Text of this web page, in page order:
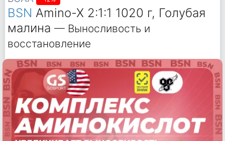
BSN Amino-X 2:1:1 1020 г, Голубая
малина — Выносливость и
восстановление